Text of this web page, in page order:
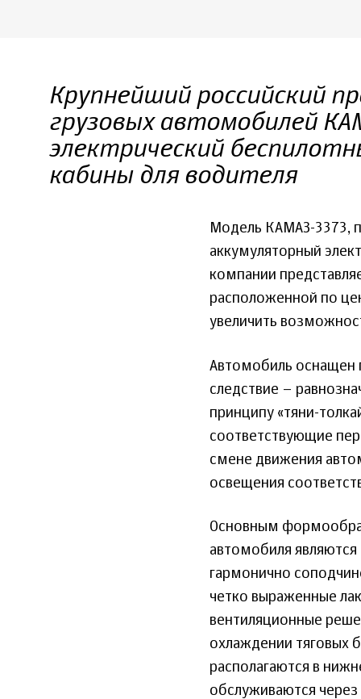
Крупнейший российский
грузовых автомобилей
электрический
кабины для водителя
Модель КАМАЗ-3373,
аккумуляторный
компании
расположенной по
увеличить
Автомобиль оснащен
следствие –
принципу «тяни-
соответствующие
смене движения
освещения
Основным
автомобиля
гармонично
четко выраженные
вентиляционные
охлаждении тяговых
располагаются в
обслуживаются